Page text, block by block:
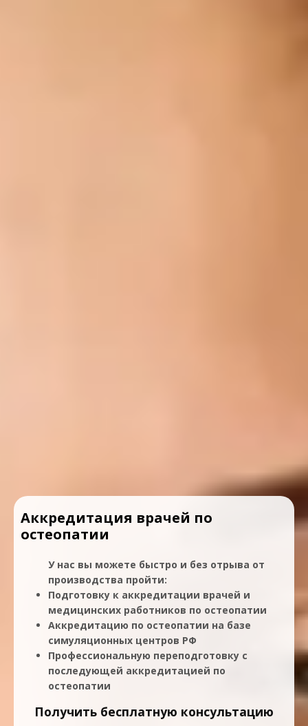
Аккредитация врачей по
остеопатии
У нас вы можете быстро и без отрыва от
производства пройти:
Подготовку к аккредитации врачей и
медицинских работников по остеопатии
Аккредитацию по остеопатии на базе
симуляционных центров РФ
Профессиональную переподготовку с
последующей аккредитацией по
остеопатии
Получить бесплатную консультацию